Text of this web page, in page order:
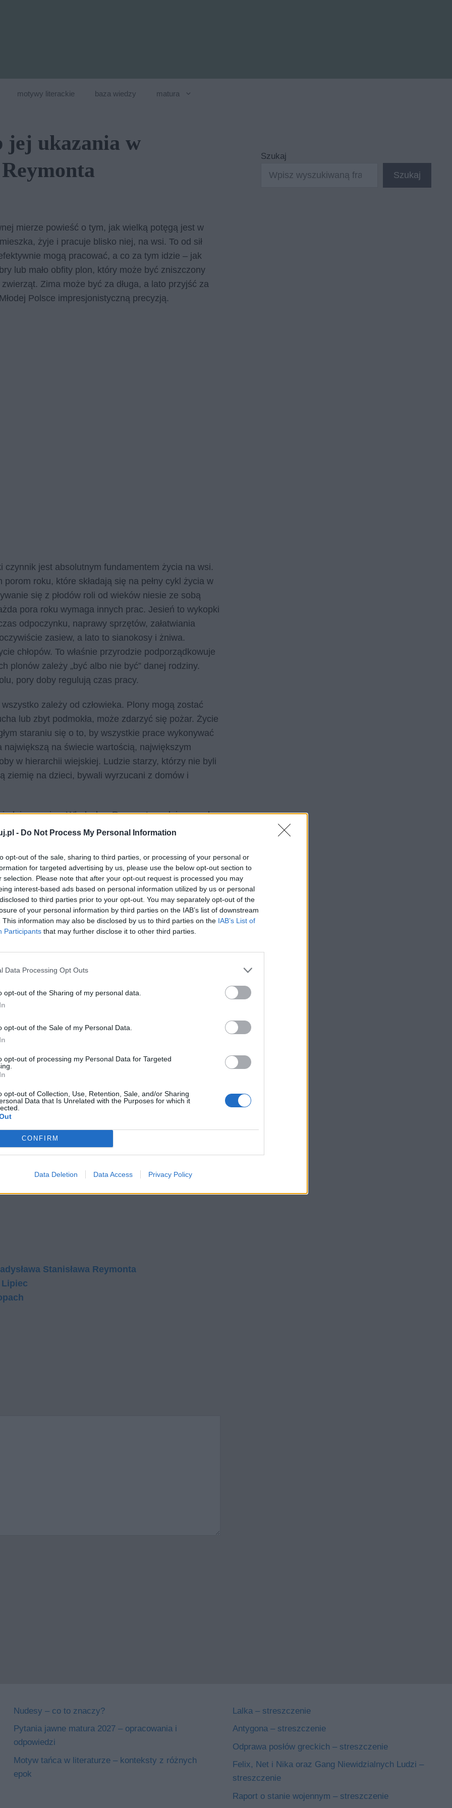
- Do Not Process My Personal Information
opt-out of the sale, sharing to third parties, or processing of your personal or
for targeted advertising by us, please use the below opt-out section to
selection. Please note that after your opt-out request is processed you may
interest-based ads based on personal information utilized by us or personal
to third parties prior to your opt-out. You may separately opt-out of the
of your personal information by third parties on the IAB’s list of downstream
This information may also be disclosed by us to third parties on the IAB’s List of
Participants that may further disclose it to other third parties.
Data Processing Opt Outs
opt-out of the Sharing of my personal data.
opt-out of the Sale of my Personal Data.
opt-out of processing my Personal Data for Targeted
opt-out of Collection, Use, Retention, Sale, and/or Sharing
Data that Is Unrelated with the Purposes for which it
CONFIRM
Data Deletion Data Access Privacy Policy
motywy literackie baza wiedzy matura
jej ukazania w
Reymonta
mierze powieść o tym, jak wielką potęgą jest w
żyje i pracuje blisko niej, na wsi. To od sił
mogą pracować, a co za tym idzie – jak
lub mało obfity plon, który może być zniszczony
Zima może być za długa, a lato przyjść za
Polsce impresjonistyczną precyzją.
czynnik jest absolutnym fundamentem życia na wsi.
roku, które składają się na pełny cykl życia w
się z płodów roli od wieków niesie ze sobą
pora roku wymaga innych prac. Jesień to wykopki
odpoczynku, naprawy sprzętów, załatwiania
zasiew, a lato to sianokosy i żniwa.
chłopów. To właśnie przyrodzie podporządkowuje
plonów zależy „być albo nie być” danej rodziny.
pory doby regulują czas pracy.
zależy od człowieka. Plony mogą zostać
lub zbyt podmokła, może zdarzyć się pożar. Życie
staraniu się o to, by wszystkie prace wykonywać
na świecie wartością, największym
w hierarchii wiejskiej. Ludzie starzy, którzy nie byli
ziemię na dzieci, bywali wyrzucani z domów i
opisu. Władysław Reymont zgodnie z modą
sposób impresjonistyczny. Przyroda była tworem
się, ewoluowała, żyła. Potrafiła być zarówno
rozpacz, podkreślać czyjąś niedolę.
nie tylko na myśli i samopoczucie
otaczającej Lipce natury, bardzo często
nie znała więc okrutnej strony palącego
krajobrazy otaczające wieś. Maciej Borynatuż przed
było wyjście w pole i sianie. Chłop właśnie w ten
która z każdą chwilą wydaje się coraz bardziej
jakby chciała pogrzebać go żywcem.
ma władzę nad życiem i śmiercią człowieka.
właśnie w sposób sakralizujący ją, czyniący z niej
które opisywane są w
która decyduje o pomyślności, lub jej braku.
mniej obfite. W wielu takich kwestiach człowiek jest
przyrody musi ugiąć się nawet najtwardszy
powieści Władysława Reymonta, a wręcz jeden z
Stanisława Reymonta
Lipiec
Szukaj
Szukaj
Nudesy – co to znaczy?
Pytania jawne matura 2027 – opracowania i
odpowiedzi
Motyw tańca w literaturze – konteksty z różnych
epok
Lalka – streszczenie
Antygona – streszczenie
Odprawa posłów greckich – streszczenie
Felix, Net i Nika oraz Gang Niewidzialnych Ludzi –
streszczenie
Raport o stanie wojennym – streszczenie